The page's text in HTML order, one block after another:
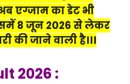
एग्जाम का डेट भी
8 जून 2026 से लेकर
की जाने वाली है।।।
2026 :